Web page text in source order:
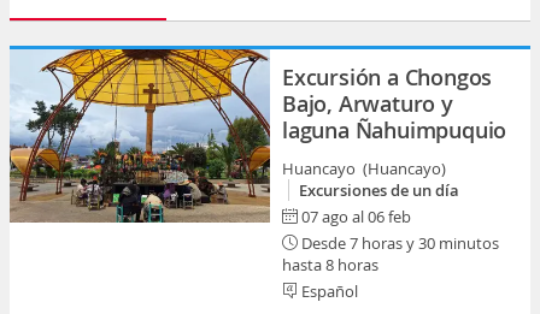
Excursión a Chongos
Bajo, Arwaturo y
laguna Ñahuimpuquio
Huancayo (Huancayo)
Excursiones de un día
07 ago al 06 feb
Desde 7 horas y 30 minutos
hasta 8 horas
Español